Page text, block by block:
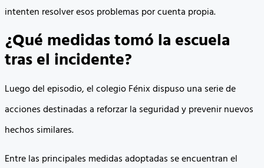
intenten resolver esos problemas por cuenta propia.
¿Qué medidas tomó la escuela
tras el incidente?
Luego del episodio, el colegio Fénix dispuso una serie de
acciones destinadas a reforzar la seguridad y prevenir nuevos
hechos similares.
Entre las principales medidas adoptadas se encuentran el